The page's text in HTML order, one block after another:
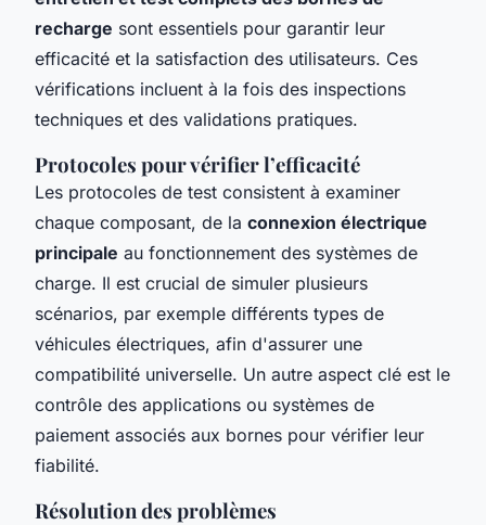
recharge sont essentiels pour garantir leur
efficacité et la satisfaction des utilisateurs. Ces
vérifications incluent à la fois des inspections
techniques et des validations pratiques.
Protocoles pour vérifier l’efficacité
Les protocoles de test consistent à examiner
chaque composant, de la connexion électrique
principale au fonctionnement des systèmes de
charge. Il est crucial de simuler plusieurs
scénarios, par exemple différents types de
véhicules électriques, afin d'assurer une
compatibilité universelle. Un autre aspect clé est le
contrôle des applications ou systèmes de
paiement associés aux bornes pour vérifier leur
fiabilité.
Résolution des problèmes